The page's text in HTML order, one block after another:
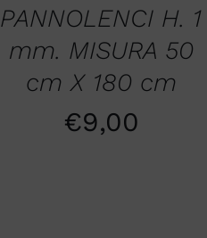
PANNOLENCI H. 1
mm. MISURA 50
cm X 180 cm
€9,00